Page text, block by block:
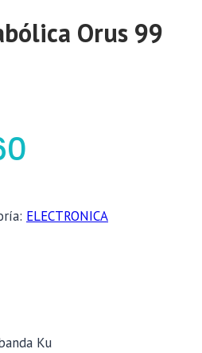
Orus 99
ELECTRONICA
Ku